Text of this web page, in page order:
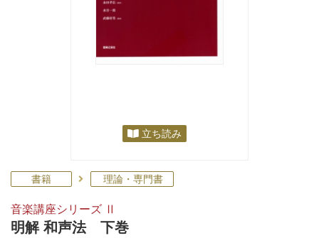
立ち読み
書籍 理論・専門書
音楽講座シリーズ Ⅱ
明解 和声法 下巻